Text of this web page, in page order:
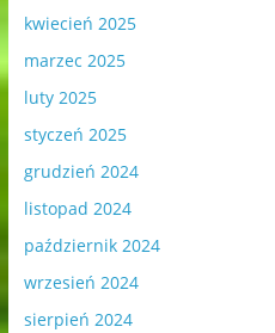
kwiecień 2025
marzec 2025
luty 2025
styczeń 2025
grudzień 2024
listopad 2024
październik 2024
wrzesień 2024
sierpień 2024